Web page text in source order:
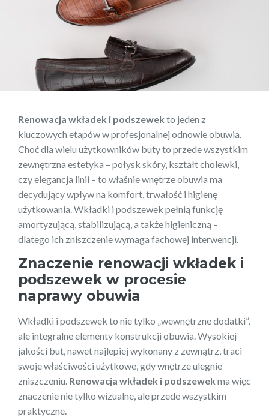
Renowacja wkładek i podszewek to jeden z
kluczowych etapów w profesjonalnej odnowie obuwia.
Choć dla wielu użytkowników buty to przede wszystkim
zewnętrzna estetyka – połysk skóry, kształt cholewki,
czy elegancja linii – to właśnie wnętrze obuwia ma
decydujący wpływ na komfort, trwałość i higienę
użytkowania. Wkładki i podszewek pełnią funkcję
amortyzującą, stabilizującą, a także higieniczną –
dlatego ich zniszczenie wymaga fachowej interwencji.
Znaczenie renowacji wkładek i
podszewek w procesie
naprawy obuwia
Wkładki i podszewek to nie tylko „wewnętrzne dodatki”,
ale integralne elementy konstrukcji obuwia. Wysokiej
jakości but, nawet najlepiej wykonany z zewnątrz, traci
swoje właściwości użytkowe, gdy wnętrze ulegnie
zniszczeniu. Renowacja wkładek i podszewek ma więc
znaczenie nie tylko wizualne, ale przede wszystkim
praktyczne.